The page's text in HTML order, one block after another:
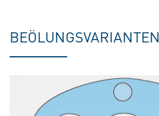
BEÖLUNGSVARIANTEN